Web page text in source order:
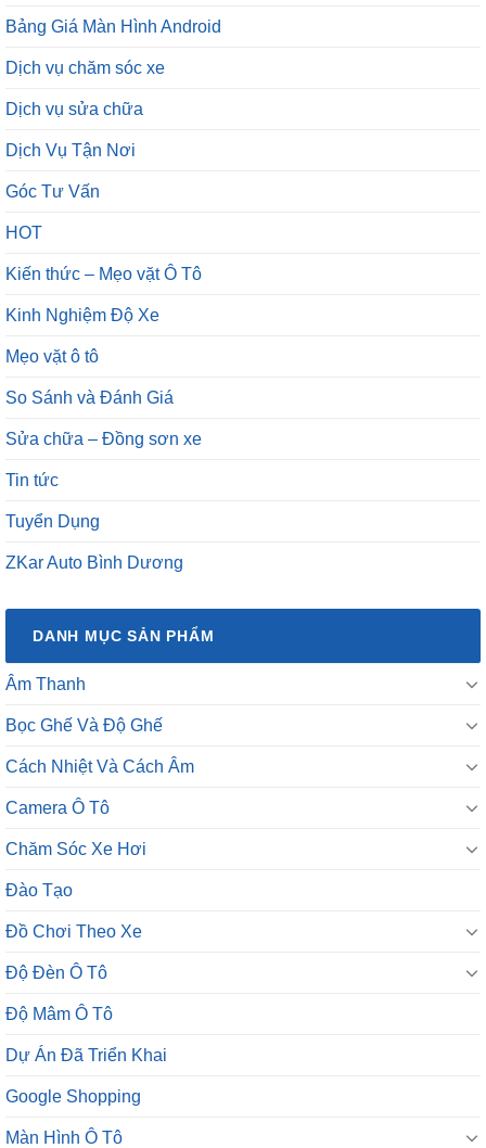
Bảng Giá Màn Hình Android
Dịch vụ chăm sóc xe
Dịch vụ sửa chữa
Dịch Vụ Tận Nơi
Góc Tư Vấn
HOT
Kiến thức – Mẹo vặt Ô Tô
Kinh Nghiệm Độ Xe
Mẹo vặt ô tô
So Sánh và Đánh Giá
Sửa chữa – Đồng sơn xe
Tin tức
Tuyển Dụng
ZKar Auto Bình Dương
DANH MỤC SẢN PHẨM
Âm Thanh
Bọc Ghế Và Độ Ghế
Cách Nhiệt Và Cách Âm
Camera Ô Tô
Chăm Sóc Xe Hơi
Đào Tạo
Đồ Chơi Theo Xe
Độ Đèn Ô Tô
Độ Mâm Ô Tô
Dự Án Đã Triển Khai
Google Shopping
Màn Hình Ô Tô